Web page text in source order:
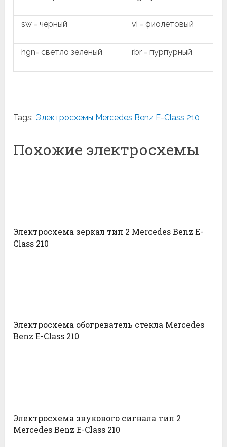
sw = черный vi = фиолетовый
hgn= светло зеленый rbr = пурпурный
Tags: Электросхемы Mercedes Benz E-Class 210
Похожие электросхемы
Электросхема зеркал тип 2 Mercedes Benz E-
Class 210
Электросхема обогреватель стекла Mercedes
Benz E-Class 210
Электросхема звукового сигнала тип 2
Mercedes Benz E-Class 210